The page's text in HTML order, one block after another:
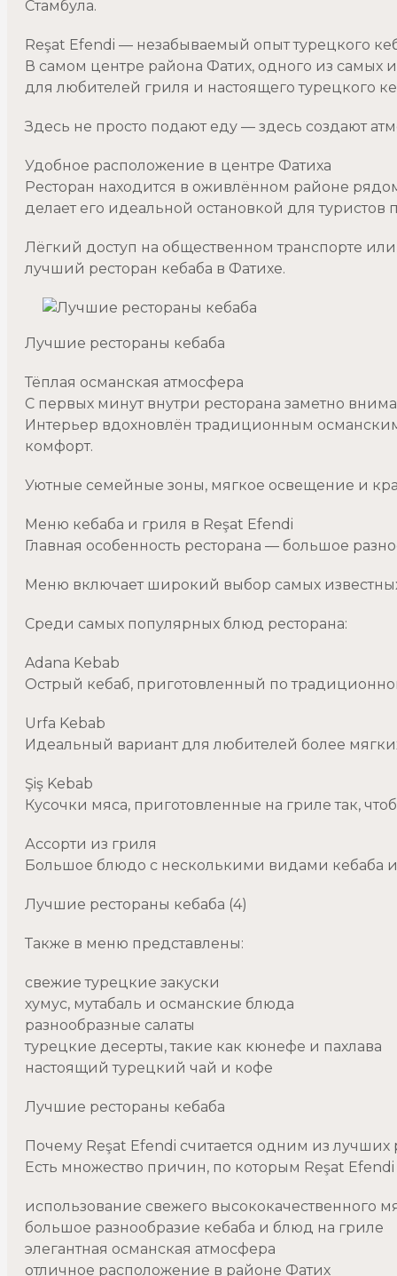
Стамбула.
Reşat Efendi — незабываемый опыт турецкого
В самом центре района Фатих, одного из самых
для любителей гриля и настоящего турецкого
Здесь не просто подают еду — здесь создают
Удобное расположение в центре Фатиха
Ресторан находится в оживлённом районе
делает его идеальной остановкой для туристов
Лёгкий доступ на общественном транспорте
лучший ресторан кебаба в Фатихе.
Лучшие рестораны кебаба
Тёплая османская атмосфера
С первых минут внутри ресторана заметно
Интерьер вдохновлён традиционным
комфорт.
Уютные семейные зоны, мягкое освещение и
Меню кебаба и гриля в Reşat Efendi
Главная особенность ресторана — большое
Меню включает широкий выбор самых
Среди самых популярных блюд ресторана:
Adana Kebab
Острый кебаб, приготовленный по
Urfa Kebab
Идеальный вариант для любителей более
Şiş Kebab
Кусочки мяса, приготовленные на гриле так,
Ассорти из гриля
Большое блюдо с несколькими видами кебаба
Лучшие рестораны кебаба (4)
Также в меню представлены:
свежие турецкие закуски
хумус, мутабаль и османские блюда
разнообразные салаты
турецкие десерты, такие как кюнефе и пахлава
настоящий турецкий чай и кофе
Лучшие рестораны кебаба
Почему Reşat Efendi считается одним из лучших
Есть множество причин, по которым Reşat
использование свежего высококачественного
большое разнообразие кебаба и блюд на гриле
элегантная османская атмосфера
отличное расположение в районе Фатих